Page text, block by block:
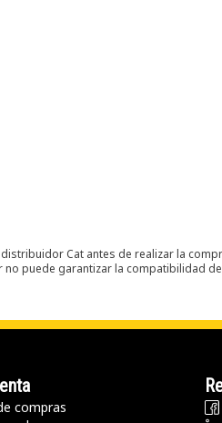
Cat antes de realizar la
no puede garantizar la compatibilidad
compras